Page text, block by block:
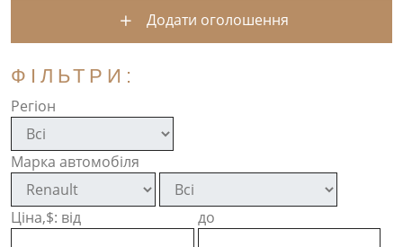
Додати оголошення
ФІЛЬТРИ:
Регіон
Марка автомобіля
Ціна,$: від до